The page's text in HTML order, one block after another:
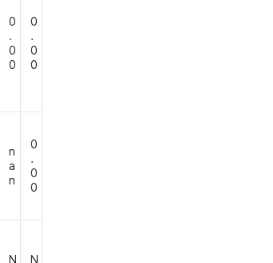
0
.
0
0
0
.
0
0
n
a
n
0
.
0
0
N
N